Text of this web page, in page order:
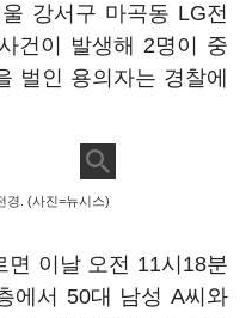
강서구 마곡동 LG전
건이 발생해 2명이 중
벌인 용의자는 경찰에
경. (사진=뉴시스)
면 이날 오전 11시18분
에서 50대 남성 A씨와